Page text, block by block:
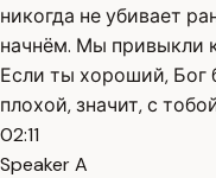
никогда не убивает
начнём. Мы привыкли
Если ты хороший, Бог
плохой, значит, с
02:11
Speaker A